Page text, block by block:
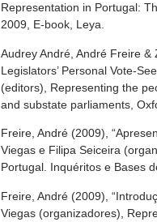
Representation in Portugal:
2009, E-book, Leya.
Audrey André, André Freire
Legislators’ Personal Vote-
(editors), Representing the
and substate parliaments,
Freire, André (2009),
Viegas e Filipa Seiceira
Portugal. Inquéritos e Bases
Freire, André (2009),
Viegas (organizadores),